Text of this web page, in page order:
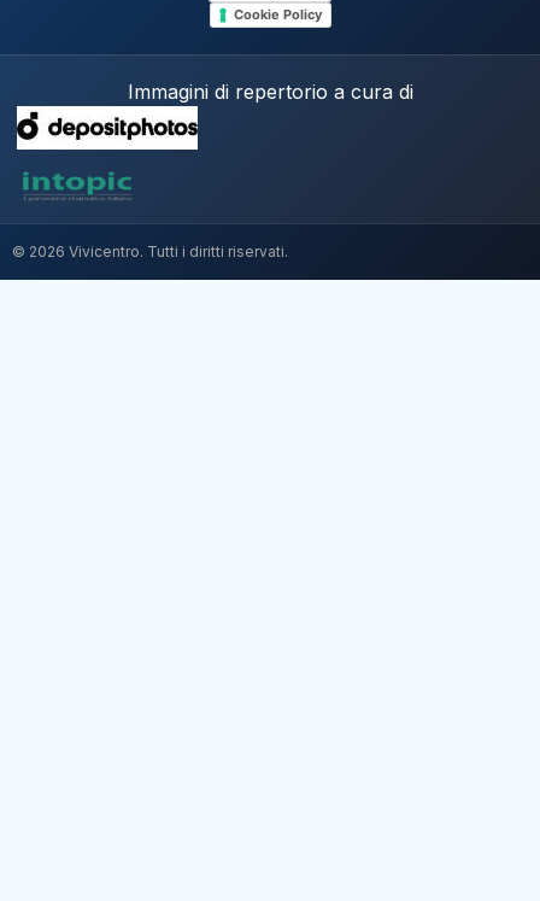
Cookie Policy
Immagini di repertorio a cura di
© 2026 Vivicentro. Tutti i diritti riservati.